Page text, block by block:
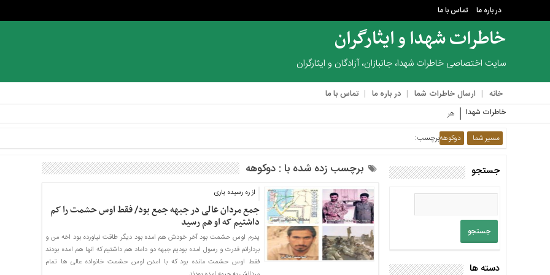
در باره ما تماس با ما
خاطرات شهدا و ایثارگران
سایت اختصاصی خاطرات شهدا، جانبازان، آزادگان و ایثارگران
خانه ارسال خاطرات شما در باره ما تماس با ما
در
ما
تماس
خاطرات شهدا هر چه از مجروح‌ها در
مسیر شما برچسب:دوکوهه
جستجو
دسته ها
برچسب زده شده با : دوکوهه
از ره رسیده یاری
جمع مردان عالی در جبهه جمع بود/ فقط اوس حشمت را کم
داشتیم که او هم رسید
پدرم اوس حشمت بود آخر خودش هم امده بود دیگر طاقت نیاورده بود اخه من و
بردارانم قدرت و رسول امده بودیم جبهه دو داماد هم داشتیم که انها هم امده بودند
فقط اوس حشمت مانده بود که با امدن اوس حشمت خانواده عالی ها تمام